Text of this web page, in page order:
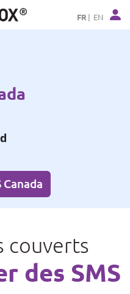
FR EN
couverts
des SMS